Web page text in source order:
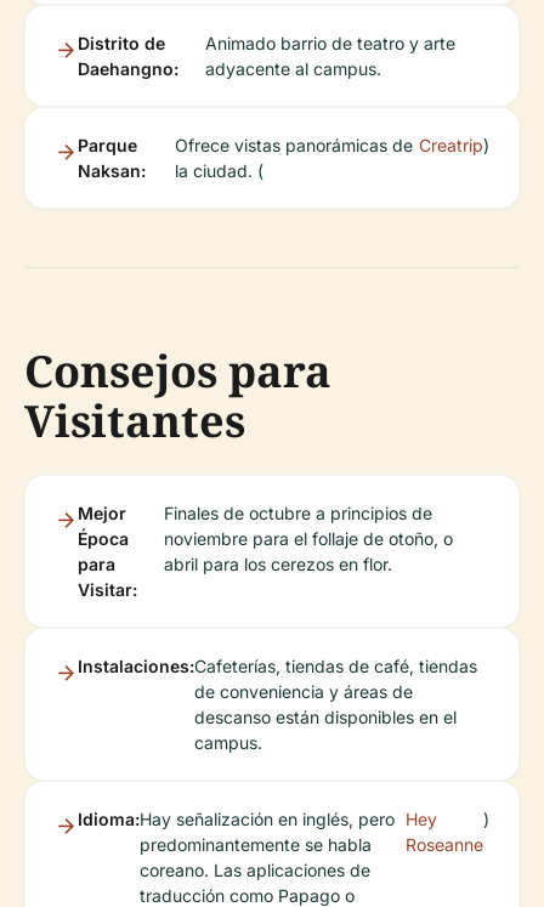
Distrito de
Daehangno:
Animado barrio de teatro y arte
adyacente al campus.
Parque
Naksan:
Ofrece vistas panorámicas de
la ciudad. (
Creatrip)
Consejos para
Visitantes
Mejor
Época
para
Visitar:
Finales de octubre a principios de
noviembre para el follaje de otoño, o
abril para los cerezos en flor.
Instalaciones:Cafeterías, tiendas de café, tiendas
de conveniencia y áreas de
descanso están disponibles en el
campus.
Idioma:Hay señalización en inglés, pero
predominantemente se habla
coreano. Las aplicaciones de
traducción como Papago o
Hey
Roseanne
)